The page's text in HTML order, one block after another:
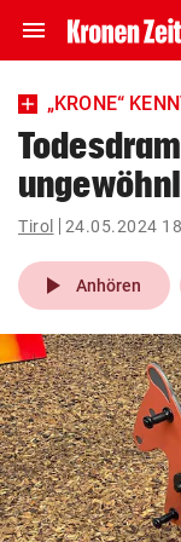
menu Navigation
ein-/
account_circle Anmelden
pin_drop
Wien
bookmark
search
Suchbegriff
eingeben
„KRONE“
Tirol 24.05.2024
play_arrow Anhören